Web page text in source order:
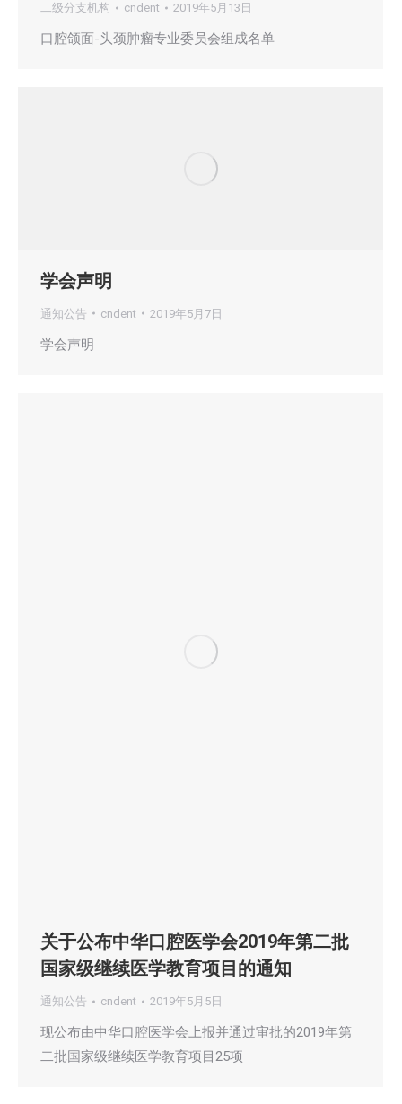
二级分支机构 cndent 2019年5月13日
口腔颌面-头颈肿瘤专业委员会组成名单
学会声明
通知公告 cndent 2019年5月7日
学会声明
关于公布中华口腔医学会2019年第二批
国家级继续医学教育项目的通知
通知公告 cndent 2019年5月5日
现公布由中华口腔医学会上报并通过审批的2019年第
二批国家级继续医学教育项目25项